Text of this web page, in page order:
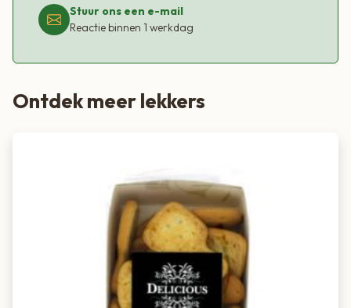
Stuur ons een e-mail
Reactie binnen 1 werkdag
Ontdek meer lekkers